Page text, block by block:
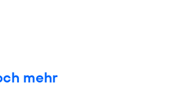
mehr